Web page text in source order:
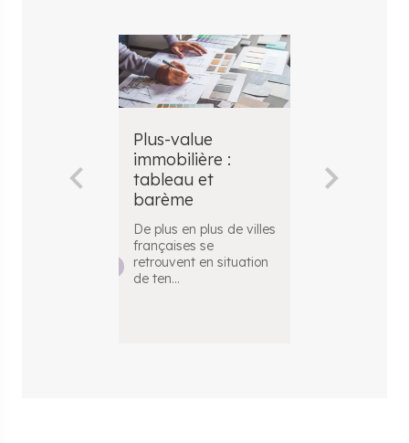
Plus-value
immobilière :
tableau et
barème
De plus en plus de villes
françaises se
retrouvent en situation
de ten...
d'une